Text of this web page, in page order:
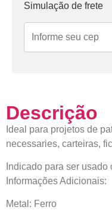
Simulação de frete
Descrição
Ideal para projetos de
necessaries, carteiras,
Indicado para ser
Informações Adicionais:
Metal: Ferro